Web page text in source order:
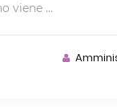
viene ...